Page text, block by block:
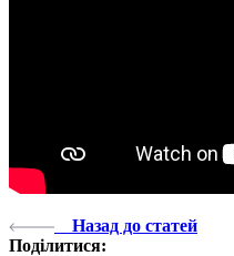
Назад до статей
Поділитися: